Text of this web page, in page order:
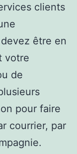
clients
être en
votre
de
pour faire
courrier, par